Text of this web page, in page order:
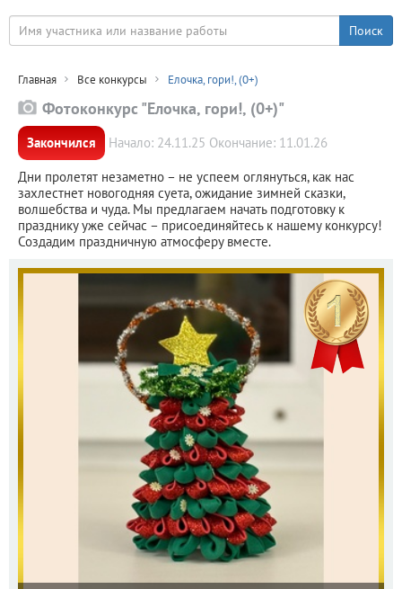
Главная Все конкурсы Елочка, гори!, (0+)
Фотоконкурс "Елочка, гори!, (0+)"
Закончился
Начало: 24.11.25 Окончание: 11.01.26
Дни пролетят незаметно – не успеем оглянуться, как нас
захлестнет новогодняя суета, ожидание зимней сказки,
волшебства и чуда. Мы предлагаем начать подготовку к
празднику уже сейчас – присоединяйтесь к нашему конкурсу!
Создадим праздничную атмосферу вместе.